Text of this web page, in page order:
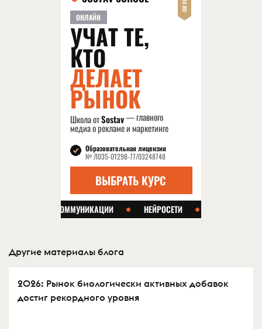
Другие материалы блога
2026: Рынок биологически активных добавок
достиг рекордного уровня